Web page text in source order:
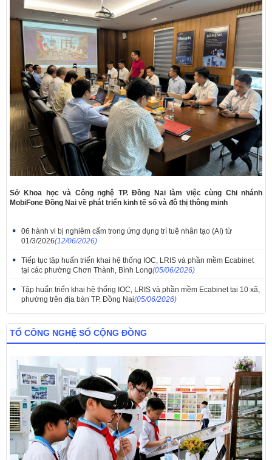
Sở Khoa học và Công nghệ TP. Đồng Nai làm việc cùng Chi nhánh
MobiFone Đồng Nai về phát triển kinh tế số và đô thị thông minh
06 hành vi bị nghiêm cấm trong ứng dụng trí tuệ nhân tạo (AI) từ
01/3/2026(12/06/2026)
Tiếp tục tập huấn triển khai hệ thống IOC, LRIS và phần mềm Ecabinet
tại các phường Chơn Thành, Bình Long(05/06/2026)
Tập huấn triển khai hệ thống IOC, LRIS và phần mềm Ecabinet tại 10 xã,
phường trên địa bàn TP. Đồng Nai(05/06/2026)
TỔ CÔNG NGHỆ SỐ CỘNG ĐỒNG